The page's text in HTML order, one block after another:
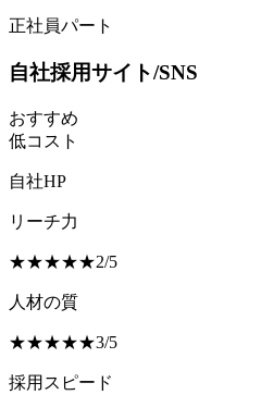
正社員パート
自社採用サイト/SNS
おすすめ
低コスト
自社HP
リーチ力
★★★★★2/5
人材の質
★★★★★3/5
採用スピード